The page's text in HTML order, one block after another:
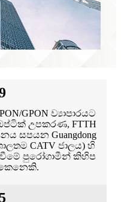
GPON ව්‍යාපාරයට
උපකරණ, FTTH
සපයන Guangdong
CATV ජාලය) හි
පුරෝගාමීන් කිහිප